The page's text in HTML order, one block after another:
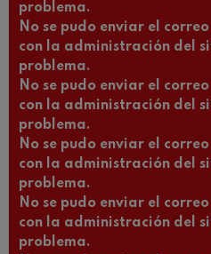
problema.
No se pudo enviar el
con la administración del
problema.
No se pudo enviar el
con la administración del
problema.
No se pudo enviar el
con la administración del
problema.
No se pudo enviar el
con la administración del
problema.